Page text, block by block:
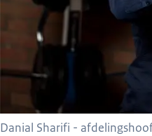
Danial Sharifi -